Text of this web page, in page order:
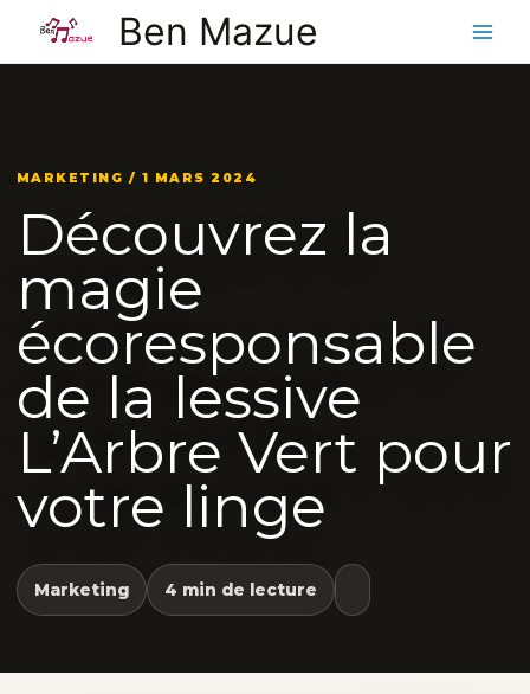
contenu
Ben Mazue
MARKETING / 1 MARS 2024
Découvrez la
magie
écoresponsable
de la lessive
L’Arbre Vert pour
votre linge
Marketing 4 min de lecture